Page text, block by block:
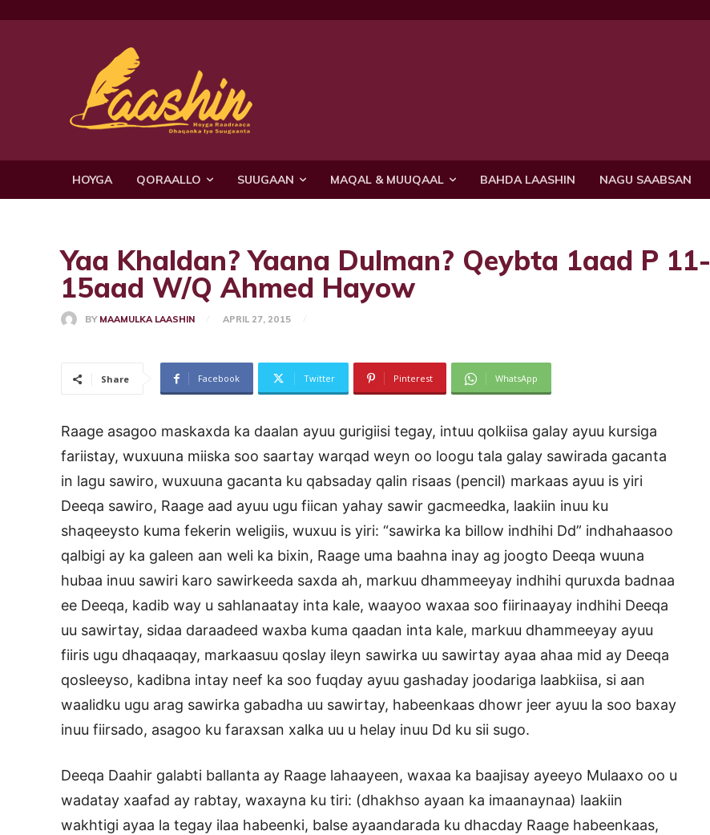
HOYGA QORAALLO SUUGAAN MAQAL & MUUQAAL BAHDA LAASHIN NAGU SAABSAN
Yaa Khaldan? Yaana Dulman? Qeybta 1aad P 11-
15aad W/Q Ahmed Hayow
BY MAAMULKA LAASHIN APRIL 27, 2015
Share Facebook Twitter Pinterest WhatsApp
Raage asagoo maskaxda ka daalan ayuu gurigiisi tegay, intuu qolkiisa galay ayuu kursiga
fariistay, wuxuuna miiska soo saartay warqad weyn oo loogu tala galay sawirada gacanta
in lagu sawiro, wuxuuna gacanta ku qabsaday qalin risaas (pencil) markaas ayuu is yiri
Deeqa sawiro, Raage aad ayuu ugu fiican yahay sawir gacmeedka, laakiin inuu ku
shaqeeysto kuma fekerin weligiis, wuxuu is yiri: “sawirka ka billow indhihi Dd” indhahaasoo
qalbigi ay ka galeen aan weli ka bixin, Raage uma baahna inay ag joogto Deeqa wuuna
hubaa inuu sawiri karo sawirkeeda saxda ah, markuu dhammeeyay indhihi quruxda badnaa
ee Deeqa, kadib way u sahlanaatay inta kale, waayoo waxaa soo fiirinaayay indhihi Deeqa
uu sawirtay, sidaa daraadeed waxba kuma qaadan inta kale, markuu dhammeeyay ayuu
fiiris ugu dhaqaaqay, markaasuu qoslay ileyn sawirka uu sawirtay ayaa ahaa mid ay Deeqa
qosleeyso, kadibna intay neef ka soo fuqday ayuu gashaday joodariga laabkiisa, si aan
waalidku ugu arag sawirka gabadha uu sawirtay, habeenkaas dhowr jeer ayuu la soo baxay
inuu fiirsado, asagoo ku faraxsan xalka uu u helay inuu Dd ku sii sugo.
Deeqa Daahir galabti ballanta ay Raage lahaayeen, waxaa ka baajisay ayeeyo Mulaaxo oo u
wadatay xaafad ay rabtay, waxayna ku tiri: (dhakhso ayaan ka imaanaynaa) laakiin
wakhtigi ayaa la tegay ilaa habeenki, balse ayaandarada ku dhacday Raage habeenkaas,